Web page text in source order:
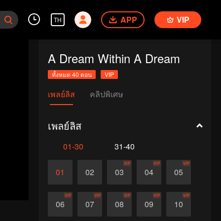
TH APP VIP
A Dream Within A Dream
ทั้งหมด 40 ตอน VIP
เพลย์ลิส คลิปพิเศษ
เพลย์ลิส
01-30 31-40
01 02 03
VIP
04
VIP
05
VIP
06
VIP
07
VIP
08
VIP
09
VIP
10
VIP